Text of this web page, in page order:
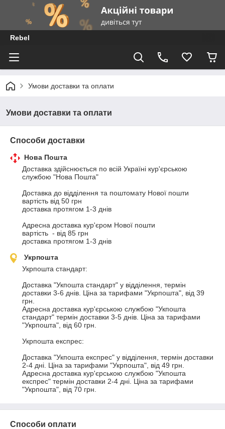
Rebel
Умови доставки та оплати
Умови доставки та оплати
Способи доставки
Нова Пошта
Доставка здійснюється по всій Україні кур'єрською
службою "Нова Пошта"
Доставка до відділення та поштомату Нової пошти
вартість від 50 грн
доставка протягом 1-3 днів
Адресна доставка кур'єром Нової пошти
вартість  - від 85 грн
доставка протягом 1-3 днів
Укрпошта
Укрпошта стандарт:
Доставка "Укпошта стандарт" у відділення, термін
доставки 3-6 днів. Ціна за тарифами "Укрпошта", від 39
грн.
Адресна доставка кур'єрською службою "Укпошта
стандарт" термін доставки 3-5 днів. Ціна за тарифами
"Укрпошта", від 60 грн.
Укрпошта експрес:
Доставка "Укпошта експрес" у відділення, термін доставки
2-4 дні. Ціна за тарифами "Укрпошта", від 49 грн.
Адресна доставка кур'єрською службою "Укпошта
експрес" термін доставки 2-4 дні. Ціна за тарифами
"Укрпошта", від 70 грн.
Способи оплати